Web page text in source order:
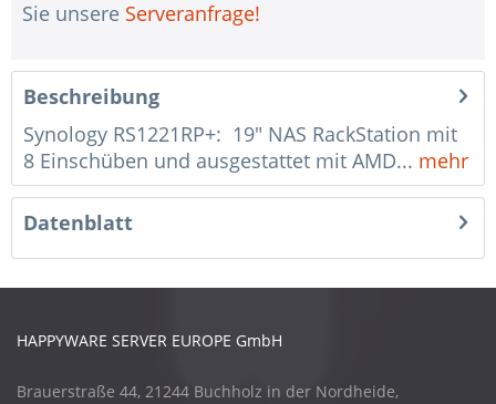
Sie unsere Serveranfrage!
Beschreibung
Synology RS1221RP+: 19" NAS RackStation mit
8 Einschüben und ausgestattet mit AMD... mehr
Datenblatt
HAPPYWARE SERVER EUROPE GmbH
Brauerstraße 44, 21244 Buchholz in der Nordheide,